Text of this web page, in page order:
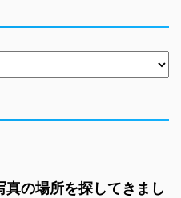
真の場所を探してきまし